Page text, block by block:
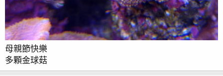
母親節快樂
多顆金球菇